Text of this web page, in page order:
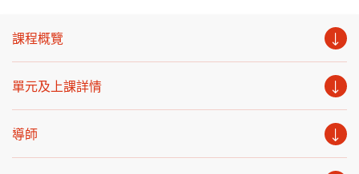
課程概覽
單元及上課詳情
導師